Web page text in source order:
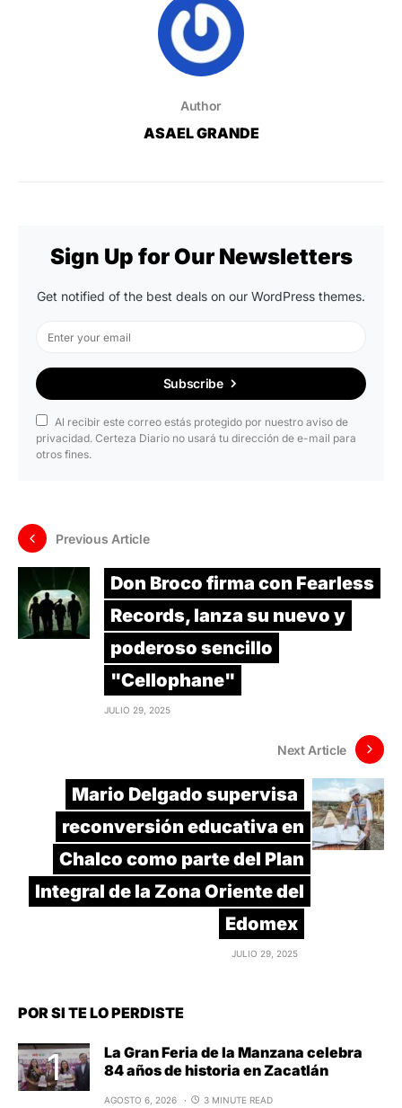
Author
ASAEL GRANDE
Sign Up for Our Newsletters
Get notified of the best deals on our WordPress themes.
Subscribe
Al recibir este correo estás protegido por nuestro aviso de
privacidad. Certeza Diario no usará tu dirección de e-mail para
otros fines.
Previous Article
Don Broco firma con Fearless
Records, lanza su nuevo y
poderoso sencillo
"Cellophane"
JULIO 29, 2025
Next Article
Mario Delgado supervisa
reconversión educativa en
Chalco como parte del Plan
Integral de la Zona Oriente del
Edomex
JULIO 29, 2025
POR SI TE LO PERDISTE
La Gran Feria de la Manzana celebra
84 años de historia en Zacatlán
AGOSTO 6, 2026 3 MINUTE READ